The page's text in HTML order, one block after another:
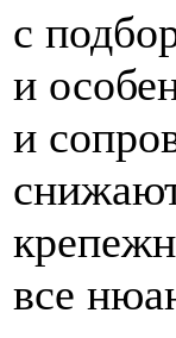
с
и
и
все